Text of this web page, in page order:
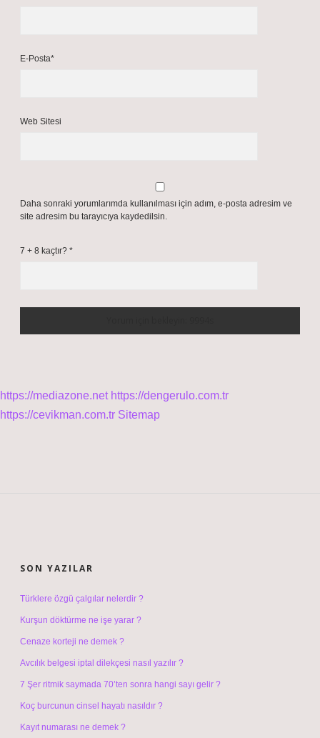
E-Posta*
Web Sitesi
Daha sonraki yorumlarımda kullanılması için adım, e-posta adresim ve
site adresim bu tarayıcıya kaydedilsin.
7 + 8 kaçtır? *
https://mediazone.net https://dengerulo.com.tr
https://cevikman.com.tr Sitemap
SON YAZILAR
Türklere özgü çalgılar nelerdir ?
Kurşun döktürme ne işe yarar ?
Cenaze korteji ne demek ?
Avcılık belgesi iptal dilekçesi nasıl yazılır ?
7 Şer ritmik saymada 70’ten sonra hangi sayı gelir ?
Koç burcunun cinsel hayatı nasıldır ?
Kayıt numarası ne demek ?